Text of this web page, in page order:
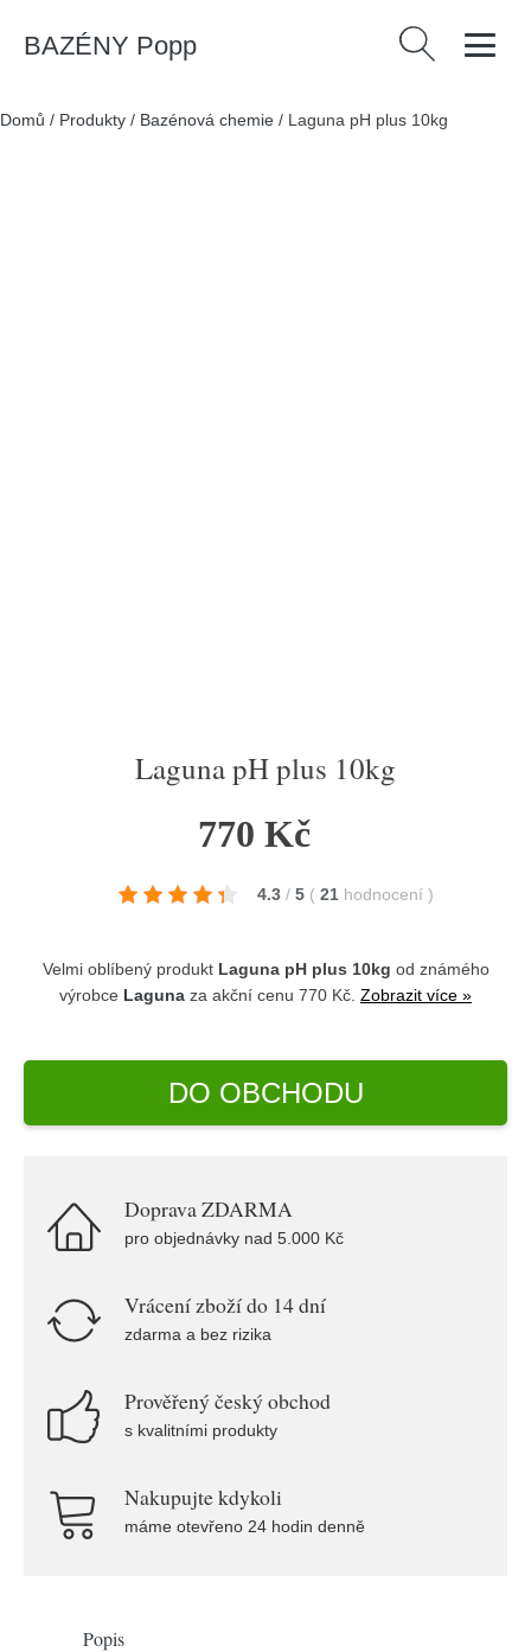
BAZÉNY Popp Vyhledávání
Domů / Produkty / Bazénová chemie / Laguna pH plus 10kg
Laguna pH plus 10kg
770 Kč
4.3 / 5 ( 21 hodnocení )
Velmi oblíbený produkt Laguna pH plus 10kg od známého
výrobce Laguna za akční cenu 770 Kč. Zobrazit více »
DO OBCHODU
Doprava ZDARMA
pro objednávky nad 5.000 Kč
Vrácení zboží do 14 dní
zdarma a bez rizika
Prověřený český obchod
s kvalitními produkty
Nakupujte kdykoli
máme otevřeno 24 hodin denně
Popis